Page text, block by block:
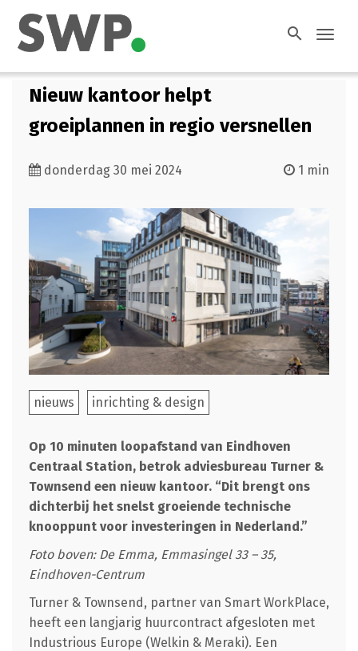
search
Nieuw kantoor helpt
groeiplannen in regio versnellen
donderdag 30 mei 2024 1 min
nieuws inrichting & design
Op 10 minuten loopafstand van Eindhoven
Centraal Station, betrok adviesbureau Turner &
Townsend een nieuw kantoor. “Dit brengt ons
dichterbij het snelst groeiende technische
knooppunt voor investeringen in Nederland.”
Foto boven: De Emma, Emmasingel 33 – 35,
Eindhoven-Centrum
Turner & Townsend, partner van Smart WorkPlace,
heeft een langjarig huurcontract afgesloten met
Industrious Europe (Welkin & Meraki). Een